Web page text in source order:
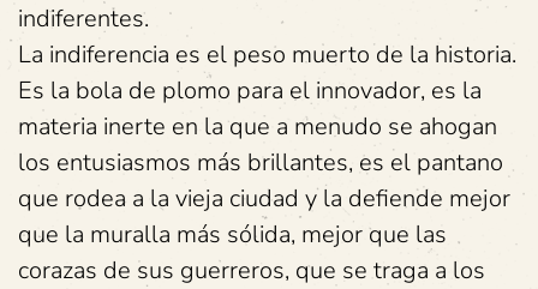
indiferentes.
La indiferencia es el peso muerto de la historia.
Es la bola de plomo para el innovador, es la
materia inerte en la que a menudo se ahogan
los entusiasmos más brillantes, es el pantano
que rodea a la vieja ciudad y la defiende mejor
que la muralla más sólida, mejor que las
corazas de sus guerreros, que se traga a los